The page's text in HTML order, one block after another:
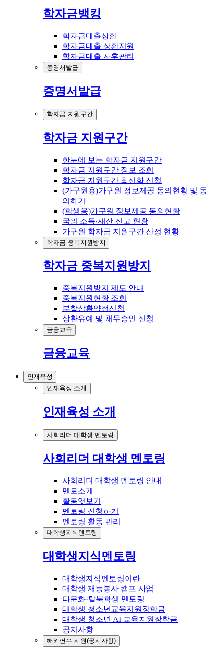
학자금뱅킹
학자금대출상환
학자금대출 상환지원
학자금대출 사후관리
증명서발급
증명서발급
학자금 지원구간
학자금 지원구간
한눈에 보는 학자금 지원구간
학자금 지원구간 정보 조회
학자금 지원구간 최신화 신청
(가구원용)가구원 정보제공 동의현황 및 동
의하기
(학생용)가구원 정보제공 동의현황
국외 소득·재산 신고 현황
가구원 학자금 지원구간 산정 현황
학자금 중복지원방지
학자금 중복지원방지
중복지원방지 제도 안내
중복지원현황 조회
분할상환약정신청
상환유예 및 채무승인 신청
금융교육
금융교육
인재육성
인재육성 소개
인재육성 소개
사회리더 대학생 멘토링
사회리더 대학생 멘토링
사회리더 대학생 멘토링 안내
멘토소개
활동엿보기
멘토링 신청하기
멘토링 활동 관리
대학생지식멘토링
대학생지식멘토링
대학생지식멘토링이란
대학생 재능봉사 캠프 사업
다문화·탈북학생 멘토링
대학생 청소년교육지원장학금
대학생 청소년 AI 교육지원장학금
공지사항
해외연수 지원(공지사항)